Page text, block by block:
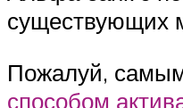
существующих
Пожалуй,
способом